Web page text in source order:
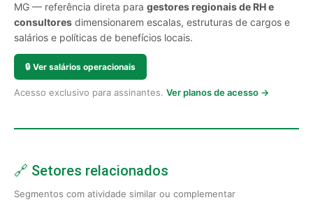
MG — referência direta para gestores regionais de RH e
consultores dimensionarem escalas, estruturas de cargos e
salários e políticas de benefícios locais.
🔒 Ver salários operacionais
Acesso exclusivo para assinantes. Ver planos de acesso →
🔗 Setores relacionados
Segmentos com atividade similar ou complementar